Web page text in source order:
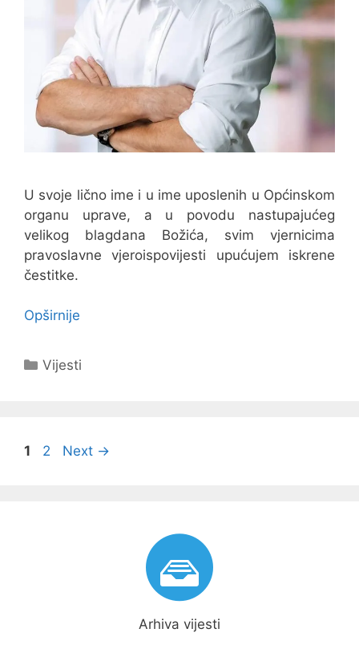
U svoje lično ime i u ime uposlenih u Općinskom
organu uprave, a u povodu nastupajućeg
velikog blagdana Božića, svim vjernicima
pravoslavne vjeroispovijesti upućujem iskrene
čestitke.
Opširnije
Kategorije
Vijesti
Navigacija
Page
1 Page
2 Next →
Arhiva vijesti